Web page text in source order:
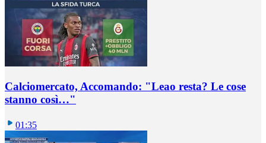
Calciomercato, Accomando: "Leao resta? Le cose
stanno così…"
01:35